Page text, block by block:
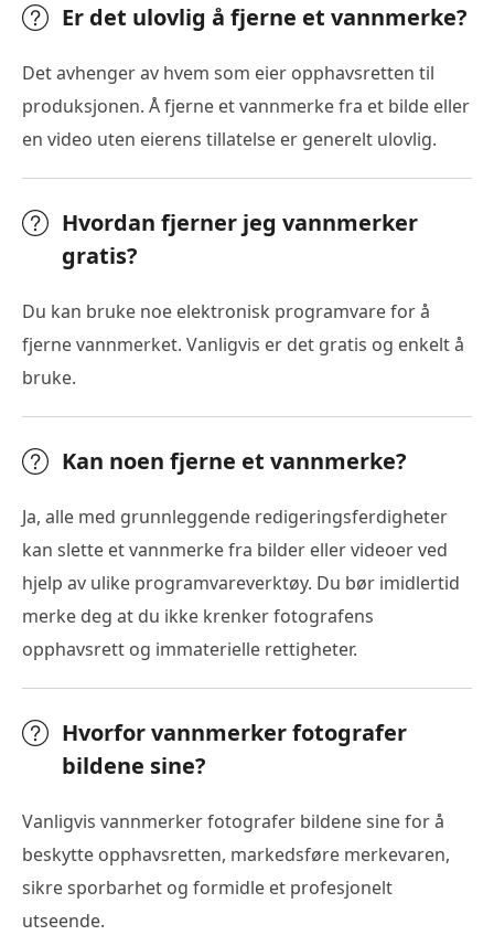
Er det ulovlig å fjerne et vannmerke?
Det avhenger av hvem som eier opphavsretten til
produksjonen. Å fjerne et vannmerke fra et bilde eller
en video uten eierens tillatelse er generelt ulovlig.
Hvordan fjerner jeg vannmerker
gratis?
Du kan bruke noe elektronisk programvare for å
fjerne vannmerket. Vanligvis er det gratis og enkelt å
bruke.
Kan noen fjerne et vannmerke?
Ja, alle med grunnleggende redigeringsferdigheter
kan slette et vannmerke fra bilder eller videoer ved
hjelp av ulike programvareverktøy. Du bør imidlertid
merke deg at du ikke krenker fotografens
opphavsrett og immaterielle rettigheter.
Hvorfor vannmerker fotografer
bildene sine?
Vanligvis vannmerker fotografer bildene sine for å
beskytte opphavsretten, markedsføre merkevaren,
sikre sporbarhet og formidle et profesjonelt
utseende.